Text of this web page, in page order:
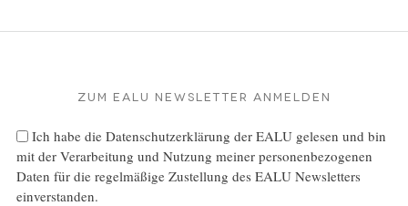
Zum EALU Newsletter anmelden
Ich habe die Datenschutzerklärung der EALU gelesen und bin
mit der Verarbeitung und Nutzung meiner personenbezogenen
Daten für die regelmäßige Zustellung des EALU Newsletters
einverstanden.